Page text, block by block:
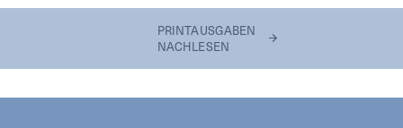
PRINTAUSGABEN
NACHLESEN